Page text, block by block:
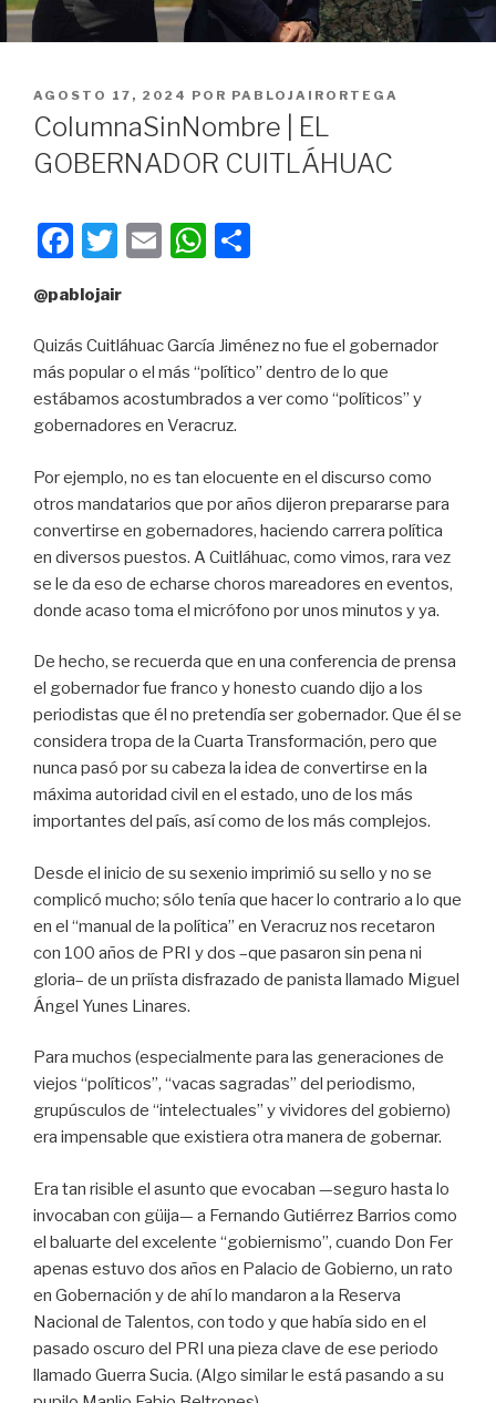
PUBLICADO
EN
AGOSTO 17, 2024 POR PABLOJAIRORTEGA
ColumnaSinNombre | EL
GOBERNADOR CUITLÁHUAC
F
c
e
b
o
k
T
tt
er
E
W
s
A
p
p
ar
tir
@pablojair
Quizás Cuitláhuac García Jiménez no fue el gobernador
más popular o el más “político” dentro de lo que
estábamos acostumbrados a ver como “políticos” y
gobernadores en Veracruz.
Por ejemplo, no es tan elocuente en el discurso como
otros mandatarios que por años dijeron prepararse para
convertirse en gobernadores, haciendo carrera política
en diversos puestos. A Cuitláhuac, como vimos, rara vez
se le da eso de echarse choros mareadores en eventos,
donde acaso toma el micrófono por unos minutos y ya.
De hecho, se recuerda que en una conferencia de prensa
el gobernador fue franco y honesto cuando dijo a los
periodistas que él no pretendía ser gobernador. Que él se
considera tropa de la Cuarta Transformación, pero que
nunca pasó por su cabeza la idea de convertirse en la
máxima autoridad civil en el estado, uno de los más
importantes del país, así como de los más complejos.
Desde el inicio de su sexenio imprimió su sello y no se
complicó mucho; sólo tenía que hacer lo contrario a lo que
en el “manual de la política” en Veracruz nos recetaron
con 100 años de PRI y dos –que pasaron sin pena ni
gloria– de un priísta disfrazado de panista llamado Miguel
Ángel Yunes Linares.
Para muchos (especialmente para las generaciones de
viejos “políticos”, “vacas sagradas” del periodismo,
grupúsculos de “intelectuales” y vividores del gobierno)
era impensable que existiera otra manera de gobernar.
Era tan risible el asunto que evocaban —seguro hasta lo
invocaban con güija— a Fernando Gutiérrez Barrios como
el baluarte del excelente “gobiernismo”, cuando Don Fer
apenas estuvo dos años en Palacio de Gobierno, un rato
en Gobernación y de ahí lo mandaron a la Reserva
Nacional de Talentos, con todo y que había sido en el
pasado oscuro del PRI una pieza clave de ese periodo
llamado Guerra Sucia. (Algo similar le está pasando a su